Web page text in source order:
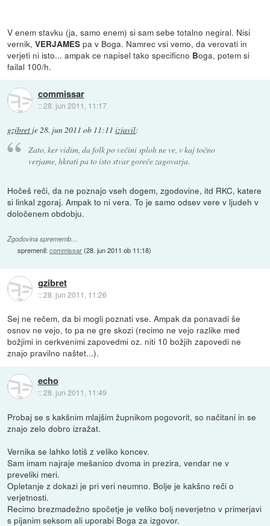
V enem stavku (ja, samo enem) si sam sebe totalno negiral. Nisi
vernik,VERJAMES pa v Boga. Namrec vsi vemo, da verovati in
verjeti ni isto... ampak ce napisel tako specificno Boga, potem si
failal 100/h.
commissar
::28. jun 2011, 11:17
gzibret je28. jun 2011 ob 11:11 izjavil:
Zato, ker vidim, da folk po večini sploh ne ve, v kaj točno
verjame, hkrati pa to isto stvar goreče zagovarja.
Hočeš reči, da ne poznajo vseh dogem, zgodovine, itd RKC, katere
si linkal zgoraj. Ampak to ni vera. To je samo odsev vere v ljudeh v
določenem obdobju.
Zgodovina sprememb…
spremenil:commissar(28. jun 2011 ob 11:18)
gzibret
::28. jun 2011, 11:26
Sej ne rečem, da bi mogli poznati vse. Ampak da ponavadi še
osnov ne vejo, to pa ne gre skozi (recimo ne vejo razlike med
božjimi in cerkvenimi zapovedmi oz. niti 10 božjih zapovedi ne
znajo pravilno naštet...).
echo
::28. jun 2011, 11:49
Probaj se s kakšnim mlajšim župnikom pogovorit, so načitani in se
znajo zelo dobro izražat.
Vernika se lahko lotiš z veliko koncev.
Sam imam najraje mešanico dvoma in prezira, vendar ne v
preveliki meri.
Opletanje z dokazi je pri veri neumno. Bolje je kakšno reči o
verjetnosti.
Recimo brezmadežno spočetje je veliko bolj neverjetno v primerjavi
s pijanim seksom ali uporabi Boga za izgovor.